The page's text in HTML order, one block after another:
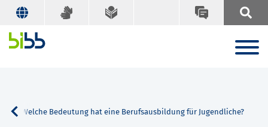
Welche Bedeutung hat eine Berufsausbildung für Jugendliche?